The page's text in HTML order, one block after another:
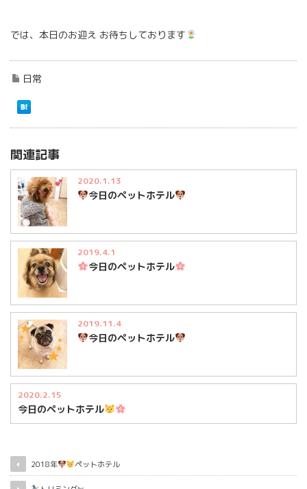
では、本日のお迎え お待ちしております
日常
関連記事
2020.1.13
今日のペットホテル
2019.4.1
今日のペットホテル
2019.11.4
今日のペットホテル
2020.2.15
今日のペットホテル
2018年 ペットホテル